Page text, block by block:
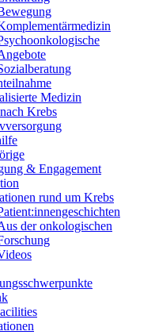
Medizin
Krebs
& Engagement
rund um Krebs
der onkologischen